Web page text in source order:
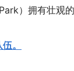
）拥有壮观
。